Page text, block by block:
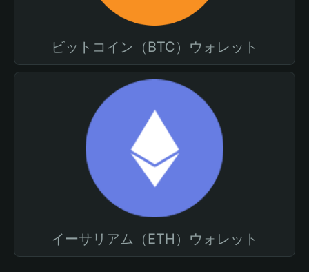
ビットコイン（BTC）ウォレット
イーサリアム（ETH）ウォレット